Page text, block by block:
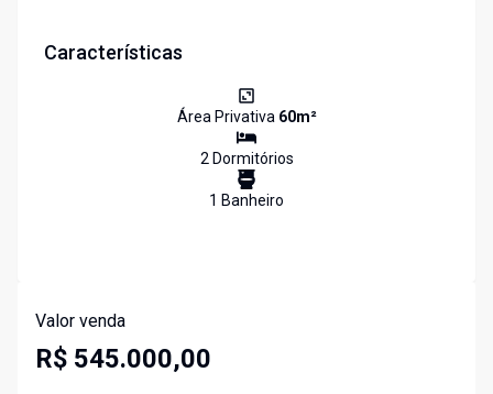
Características
Área Privativa 60m²
2Dormitórios
1 Banheiro
Valor venda
R$ 545.000,00